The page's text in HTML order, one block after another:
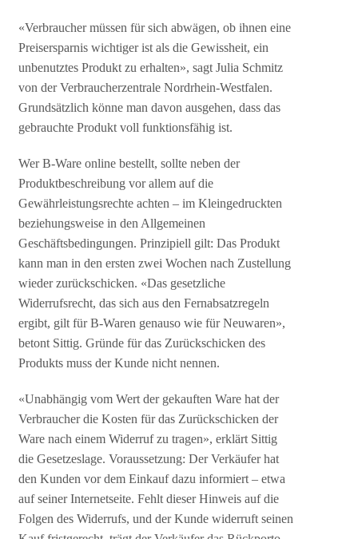
«Verbraucher müssen für sich abwägen, ob ihnen eine
Preisersparnis wichtiger ist als die Gewissheit, ein
unbenutztes Produkt zu erhalten», sagt Julia Schmitz
von der Verbraucherzentrale Nordrhein-Westfalen.
Grundsätzlich könne man davon ausgehen, dass das
gebrauchte Produkt voll funktionsfähig ist.
Wer B-Ware online bestellt, sollte neben der
Produktbeschreibung vor allem auf die
Gewährleistungsrechte achten – im Kleingedruckten
beziehungsweise in den Allgemeinen
Geschäftsbedingungen. Prinzipiell gilt: Das Produkt
kann man in den ersten zwei Wochen nach Zustellung
wieder zurückschicken. «Das gesetzliche
Widerrufsrecht, das sich aus den Fernabsatzregeln
ergibt, gilt für B-Waren genauso wie für Neuwaren»,
betont Sittig. Gründe für das Zurückschicken des
Produkts muss der Kunde nicht nennen.
«Unabhängig vom Wert der gekauften Ware hat der
Verbraucher die Kosten für das Zurückschicken der
Ware nach einem Widerruf zu tragen», erklärt Sittig
die Gesetzeslage. Voraussetzung: Der Verkäufer hat
den Kunden vor dem Einkauf dazu informiert – etwa
auf seiner Internetseite. Fehlt dieser Hinweis auf die
Folgen des Widerrufs, und der Kunde widerruft seinen